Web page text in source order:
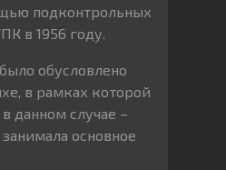
подконтрольных
в 1956 году.
обусловлено
в рамках которой
данном случае –
основное